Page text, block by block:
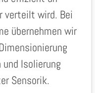
verteilt wird. Bei
übernehmen wir
Isolierung
Sensorik.